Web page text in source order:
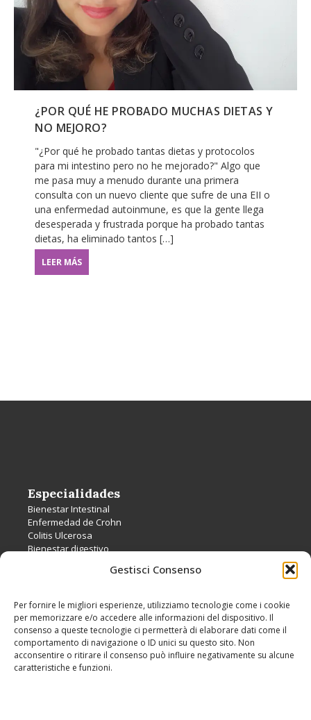
Gestisci Consenso
Per fornire le migliori esperienze, utilizziamo tecnologie come i cookie
per memorizzare e/o accedere alle informazioni del dispositivo. Il
consenso a queste tecnologie ci permetterà di elaborare dati come il
comportamento di navigazione o ID unici su questo sito. Non
acconsentire o ritirare il consenso può influire negativamente su alcune
caratteristiche e funzioni.
¿POR QUÉ HE PROBADO MUCHAS DIETAS Y
NO MEJORO?
"¿Por qué he probado tantas dietas y protocolos
para mi intestino pero no he mejorado?" Algo que
me pasa muy a menudo durante una primera
consulta con un nuevo cliente que sufre de una EII o
una enfermedad autoinmune, es que la gente llega
desesperada y frustrada porque ha probado tantas
dietas, ha eliminado tantos […]
LEER MÁS
Especialidades
Bienestar Intestinal
Enfermedad de Crohn
Colitis Ulcerosa
Bienestar digestivo
Servicios
Alimentación Natural en Barcelona
Coaching Nutricional en Barcelona
Alimentación Natural Online